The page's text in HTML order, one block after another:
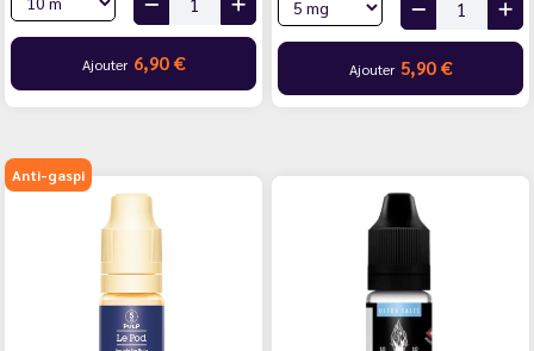
Ajouter 6,90 € Ajouter 5,90 €
Anti-gaspi